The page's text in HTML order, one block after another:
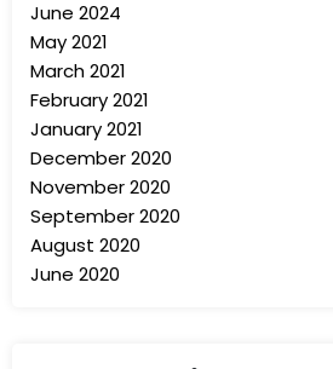
facilisis urna, non iaculis magna.
June 2024
May 2021
March 2021
February 2021
January 2021
December 2020
November 2020
September 2020
August 2020
June 2020